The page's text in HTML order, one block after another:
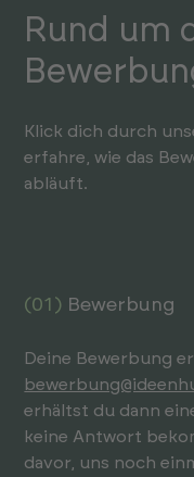
Rund um
Klick dich durch
erfahre, wie das
abläuft.
(01) Bewerbung
Deine Bewerbung
erhältst du dann
keine Antwort
davor, uns noch